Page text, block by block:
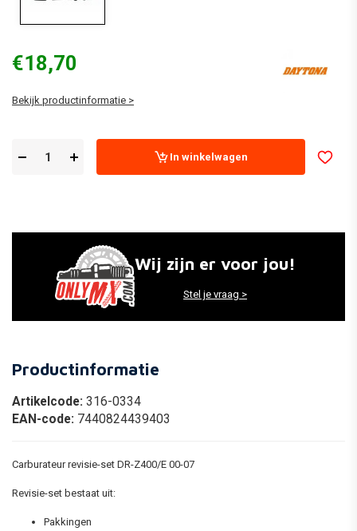
€18,70
Bekijk productinformatie >
In winkelwagen
Wij zijn er voor jou!
Stel je vraag >
Productinformatie
Artikelcode: 316-0334
EAN-code: 7440824439403
Carburateur revisie-set DR-Z400/E 00-07
Revisie-set bestaat uit:
Pakkingen